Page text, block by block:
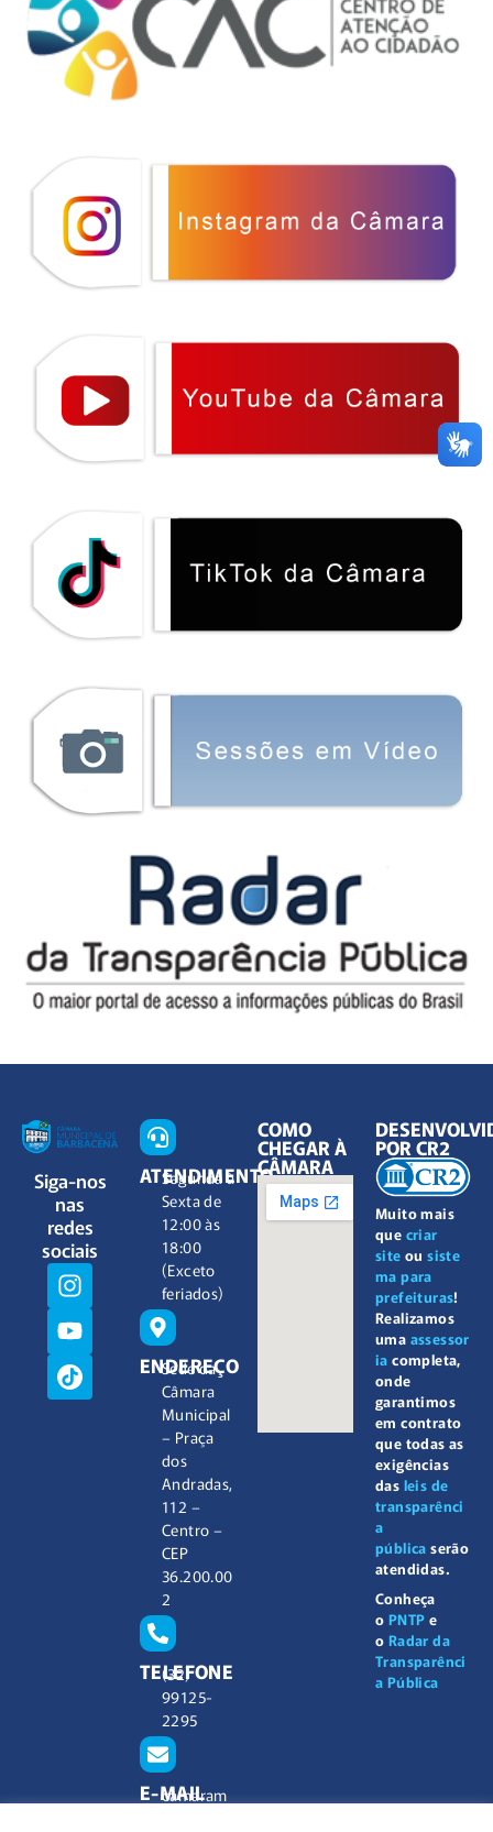
Siga-nos
nas
redes
sociais
ATENDIMENTO
Segunda à
Sexta de
12:00 às
18:00
(Exceto
feriados)
ENDEREÇO
Sede da
Câmara
Municipal
– Praça
dos
Andradas,
112 –
Centro –
CEP
36.200.00
2
TELEFONE
(32)
99125-
2295
E-MAIL
camaram
COMO
CHEGAR À
CÂMARA
Muito mais
que criar
site ousiste
ma para
prefeituras!
Realizamos
uma assessor
ia completa,
onde
garantimos
em contrato
que todas as
exigências
das leis de
transparênci
a
pública serão
atendidas.
Conheça
o PNTP e
o Radar da
Transparênci
a Pública
POR CR2